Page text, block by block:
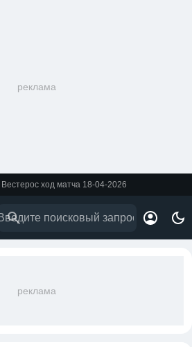
реклама
ход матча 18-04-2026
реклама